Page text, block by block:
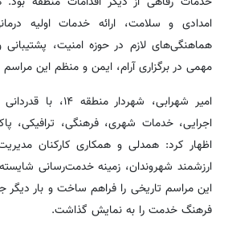
امدادی و سلامت، ارائه خدمات اولیه
هماهنگی‌های لازم در حوزه امنیت،
مهمی در برگزاری آرام، ایمن و منظم این مراسم
امیر شهرابی، شهردار
اجرایی، خدمات شهری، فرهنگی، ترافیکی،
اظهار کرد: همدلی و همکاری کارکنان
ارزشمند شهروندان، زمینه خدمت‌رسانی شایسته
این مراسم تاریخی را فراهم ساخت و بار دیگر
فرهنگ خدمت را به نمایش گذاشت.